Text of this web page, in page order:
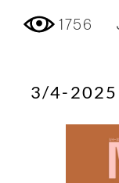
1756
3/4-